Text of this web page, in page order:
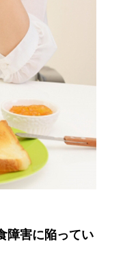
障害に陥ってい